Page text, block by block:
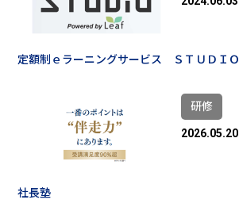
定額制ｅラーニングサービス ＳＴＵＤＩＯ
研修
2026.05.20
社長塾